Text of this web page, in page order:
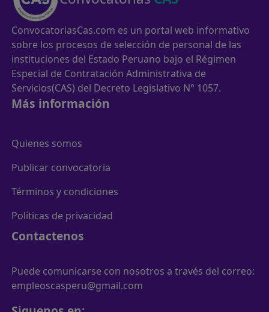
ConvocatoriasCas.com es un portal web informativo
sobre los procesos de selección de personal de las
instituciones del Estado Peruano bajo el Régimen
Especial de Contratación Administrativa de
Servicios(CAS) del Decreto Legislativo N° 1057.
Más información
Quienes somos
Publicar convocatoria
Términos y condiciones
Políticas de privacidad
Contactenos
Puede comunicarse con nosotros a través del correo:
empleoscasperu@gmail.com